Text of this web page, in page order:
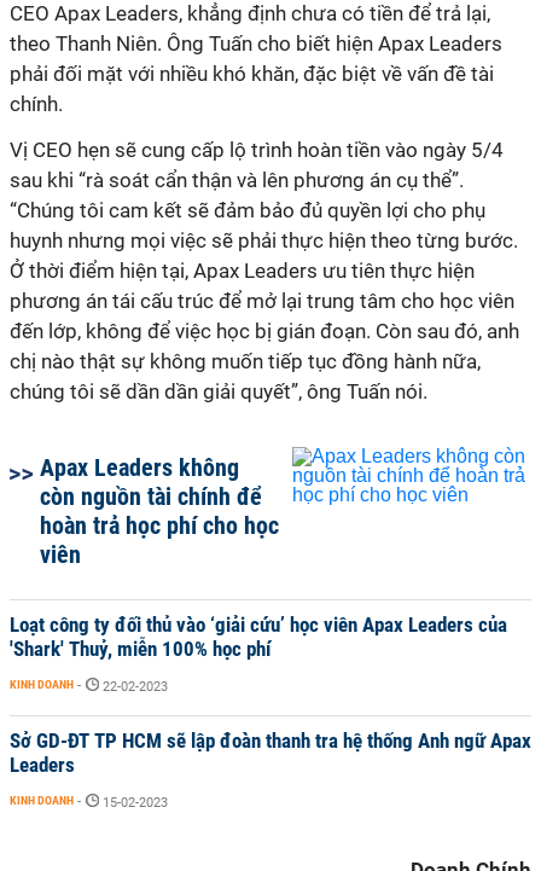
CEO Apax Leaders, khẳng định chưa có tiền để trả lại,
theo Thanh Niên. Ông Tuấn cho biết hiện Apax Leaders
phải đối mặt với nhiều khó khăn, đặc biệt về vấn đề tài
chính.
Vị CEO hẹn sẽ cung cấp lộ trình hoàn tiền vào ngày 5/4
sau khi “rà soát cẩn thận và lên phương án cụ thể”.
“Chúng tôi cam kết sẽ đảm bảo đủ quyền lợi cho phụ
huynh nhưng mọi việc sẽ phải thực hiện theo từng bước.
Ở thời điểm hiện tại, Apax Leaders ưu tiên thực hiện
phương án tái cấu trúc để mở lại trung tâm cho học viên
đến lớp, không để việc học bị gián đoạn. Còn sau đó, anh
chị nào thật sự không muốn tiếp tục đồng hành nữa,
chúng tôi sẽ dần dần giải quyết”, ông Tuấn nói.
Apax Leaders không
còn nguồn tài chính để
hoàn trả học phí cho học
viên
Loạt công ty đối thủ vào ‘giải cứu’ học viên Apax Leaders của
'Shark' Thuỷ, miễn 100% học phí
KINH DOANH - 22-02-2023
Sở GD-ĐT TP HCM sẽ lập đoàn thanh tra hệ thống Anh ngữ Apax
Leaders
KINH DOANH - 15-02-2023